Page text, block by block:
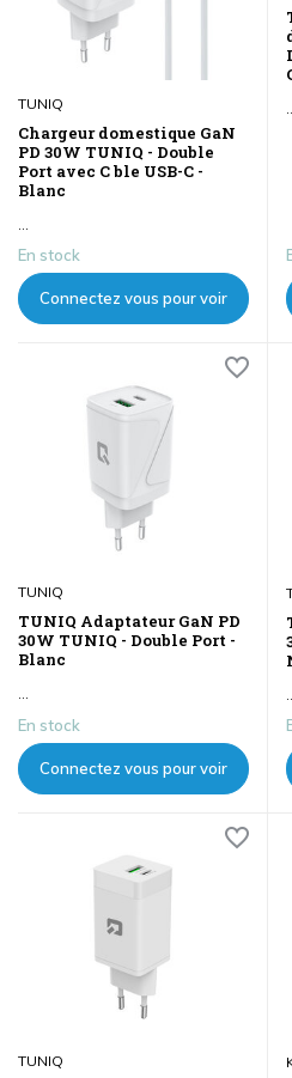
TUNIQ
Chargeur domestique GaN
PD 30W TUNIQ - Double
Port avec C ble USB-C -
Blanc
...
En stock
Connectez vous pour voir
TUNIQ
TUNIQ Adaptateur GaN PD
30W TUNIQ - Double Port -
Blanc
En stock
Connectez vous pour voir
TUNIQ